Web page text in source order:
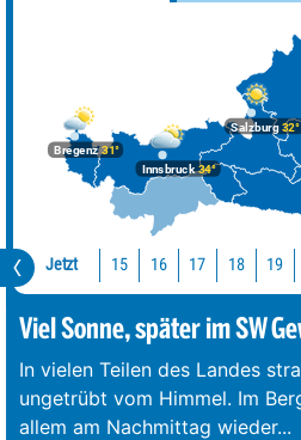
Bregenz31°
Innsbruck34°
Salzburg32°
Jetzt 15 16 17 18 19
Viel Sonne, später im SW
In vielen Teilen des Landes
ungetrübt vom Himmel. Im
allem am Nachmittag wieder...